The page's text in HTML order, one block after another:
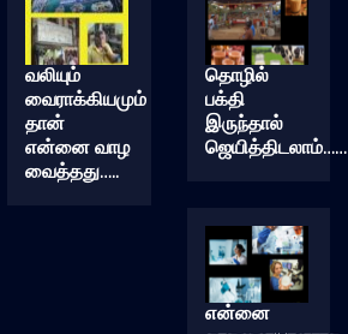
வலியும்
வைராக்கியமும்
தான்
என்னை வாழ
வைத்தது…..
தொழில்
பக்தி
இருந்தால்
என்னை